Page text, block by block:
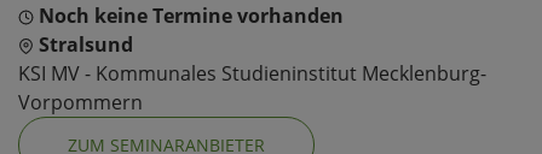
Noch keine Termine vorhanden
Stralsund
KSI MV - Kommunales Studieninstitut Mecklenburg-
Vorpommern
ZUM SEMINARANBIETER